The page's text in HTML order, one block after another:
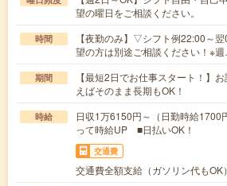
望の曜日をご相談ください。
時間
【夜勤のみ】▽シフト例22:00～
望の方は別途ご相談ください！※
期間
【最短2日でお仕事スタート！】
えばそのまま長期もOK！
時給
日収1万6150円～（日勤時給
って時給UP ■日払いOK！
交通費
交通費全額支給（ガソリン代もOK）